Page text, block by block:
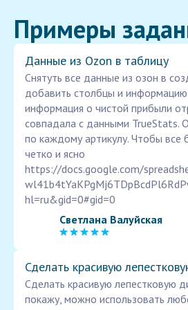
Примеры
Данные из Ozon в таблицу
Снятуть все данные из озон в
добавить столбцы и
информация о чистой прибыли
совпадала с данными TrueStats.
по каждому артикулу. Чтобы все
четко и ясно
https://docs.google.com/
hl=ru&gid=0#gid=0
Светлана Валуйская
Сделать красивую
Сделать красивую лепестковую
покажу, можно использовать